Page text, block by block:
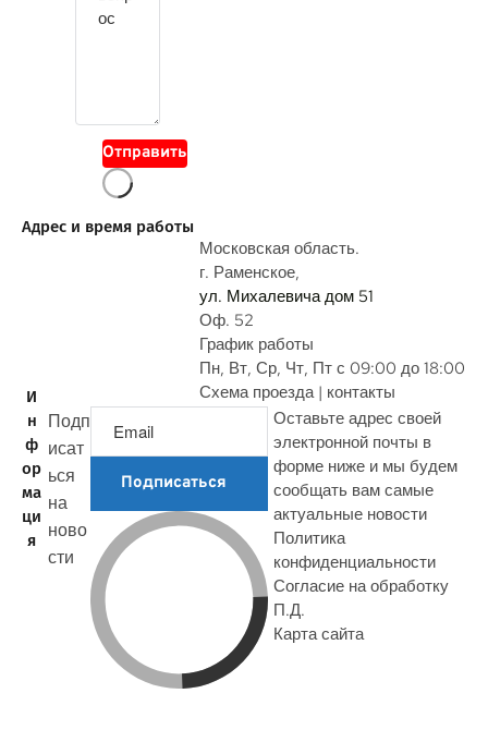
о
Отправить
Адрес и время работы
Московская область.
г. Раменское,
ул. Михалевича дом 51
Оф. 52
График работы
Пн, Вт, Ср, Чт, Пт с 09:00 до 18:00
Схема проезда | контакты
И
н
ф
ор
ма
ци
я
Подп
исат
ься
на
ново
сти
Подписаться
Оставьте адрес своей
электронной почты в
форме ниже и мы будем
сообщать вам самые
актуальные новости
Политика
конфиденциальности
Согласие на обработку
П.Д.
Карта сайта